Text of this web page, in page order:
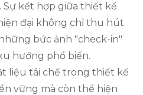
kết hợp giữa thiết kế
đại không chỉ thu hút
bức ảnh "check-in"
hướng phổ biến.
liệu tái chế trong thiết kế
vững mà còn thể hiện